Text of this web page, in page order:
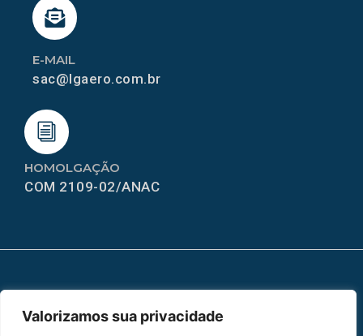
Valorizamos sua privacidade
HOMOLGAÇÃO
COM 2109-02/ANAC
E-MAIL
sac@lgaero.com.br
Home